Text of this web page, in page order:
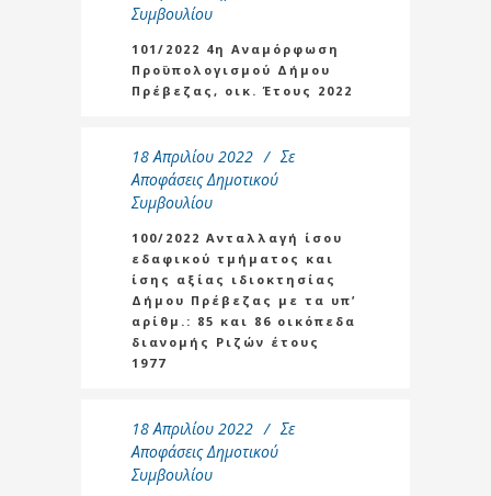
Συμβουλίου
101/2022 4η Αναμόρφωση
Προϋπολογισμού Δήμου
Πρέβεζας, οικ. Έτους 2022
18 Απριλίου 2022
Σε
Αποφάσεις Δημοτικού
Συμβουλίου
100/2022 Ανταλλαγή ίσου
εδαφικού τμήματος και
ίσης αξίας ιδιοκτησίας
Δήμου Πρέβεζας με τα υπ’
αρίθμ.: 85 και 86 οικόπεδα
διανομής Ριζών έτους
1977
18 Απριλίου 2022
Σε
Αποφάσεις Δημοτικού
Συμβουλίου